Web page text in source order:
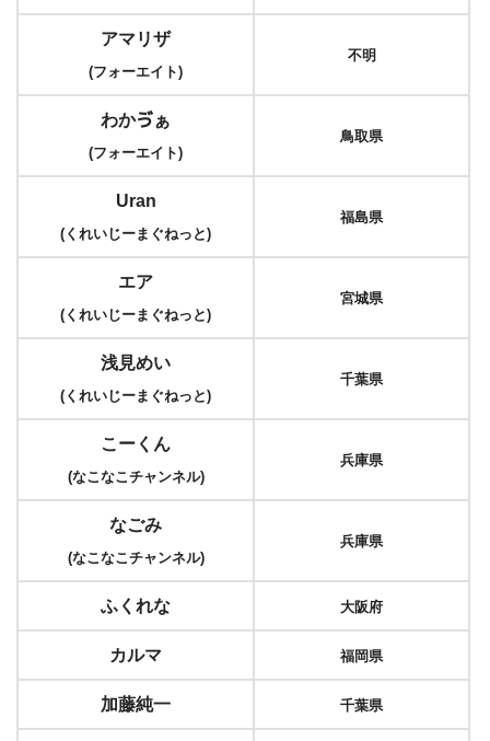
アマリザ
(フォーエイト)
不明
わかゔぁ
(フォーエイト)
鳥取県
Uran
(くれいじーまぐねっと)
福島県
エア
(くれいじーまぐねっと)
宮城県
浅見めい
(くれいじーまぐねっと)
千葉県
こーくん
(なこなこチャンネル)
兵庫県
なごみ
(なこなこチャンネル)
兵庫県
ふくれな 大阪府
カルマ 福岡県
加藤純一 千葉県